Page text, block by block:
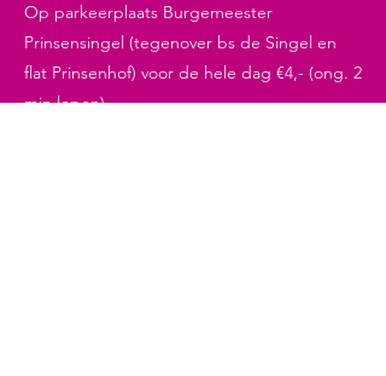
Op parkeerplaats Burgemeester
Prinsensingel (tegenover bs de Singel en
flat Prinsenhof) voor de hele dag €4,- (ong. 2
min lopen).